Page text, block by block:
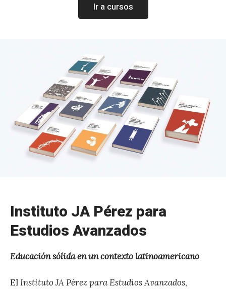
Ir a cursos
Instituto JA Pérez para
Estudios Avanzados
Educación sólida en un contexto latinoamericano
ElInstituto JA Pérez para Estudios Avanzados,